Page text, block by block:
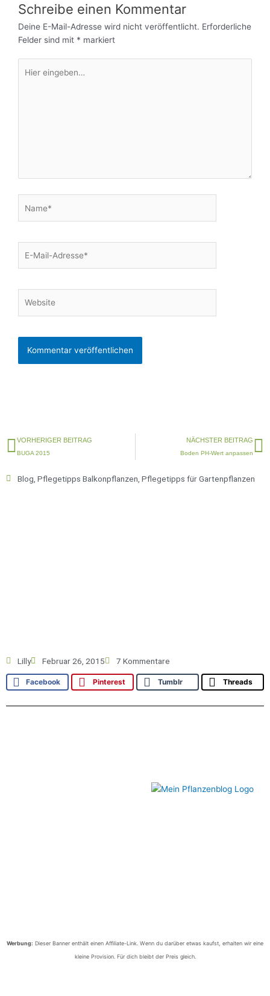
Schreibe einen Kommentar
Deine E-Mail-Adresse wird nicht veröffentlicht. Erforderliche
Felder sind mit * markiert
eingeben…
Mail-
Zurück
VORHERIGER BEITRAG
BUGA 2015
NÄCHSTER BEITRAG
Boden PH-Wert anpassen
Blog, Pflegetipps Balkonpflanzen, Pflegetipps für Gartenpflanzen
Lilly Februar 26, 2015 7 Kommentare
Facebook Pinterest Tumblr Threads
Werbung: Dieser Banner enthält einen Affiliate-Link. Wenn du darüber etwas kaufst, erhalten wir eine
kleine Provision. Für dich bleibt der Preis gleich.